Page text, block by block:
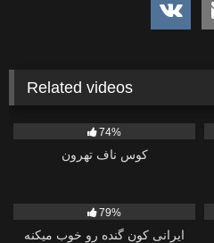
Related videos
74%
کوس ناف تهرون
79%
ایرانی کون گنده رو خوب میکنه